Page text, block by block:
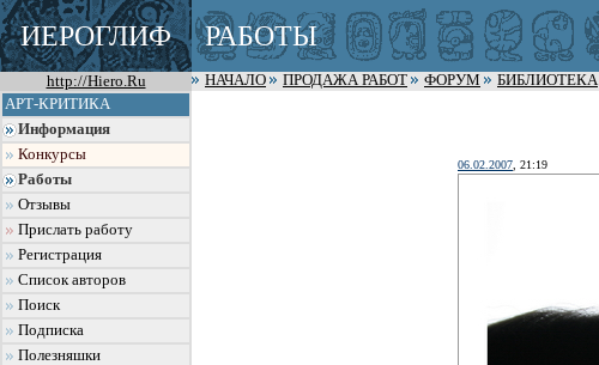
ИЕРОГЛИФ РАБОТЫ
http://Hiero.Ru НАЧАЛО ПРОДАЖА РАБОТ ФОРУМ БИБЛИОТЕКА
АРТ-КРИТИКА
Информация
Конкурсы
Работы
Отзывы
Прислать работу
Регистрация
Список авторов
Поиск
Подписка
Полезняшки
06.02.2007 , 21:19